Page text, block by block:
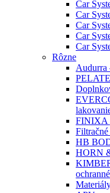
Car
Car
Car
Car
Car
Rôzne
Audurra
FINIXA
HB
HORN